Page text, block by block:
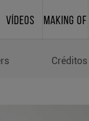
VÍDEOS MAKING OF
Créditos